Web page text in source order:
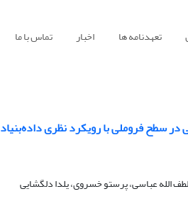
تعهدنامه ها اخبار تماس با ما
سطح فروملی با رویکرد نظری داده‌بنیاد
الله عباسی، پرستو خسروی، یلدا دلگشایی